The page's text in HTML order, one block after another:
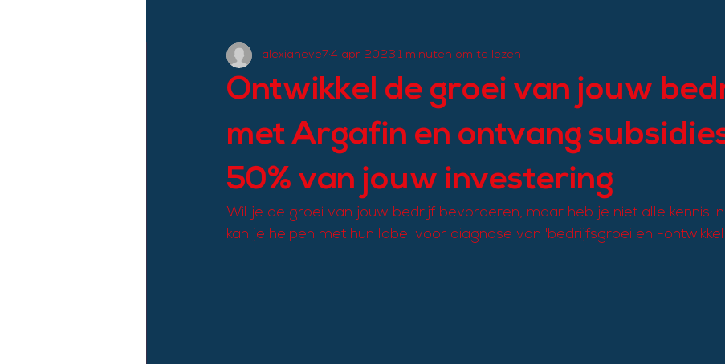
Ontwikkel de groei van jouw
met Argafin en ontvang
50% van jouw investering
alexianeve7 4 apr 2023 1 minuten om te lezen
Wil je de groei van jouw bedrijf bevorderen, maar heb je niet alle kennis
kan je helpen met hun label voor diagnose van 'bedrijfsgroei en -